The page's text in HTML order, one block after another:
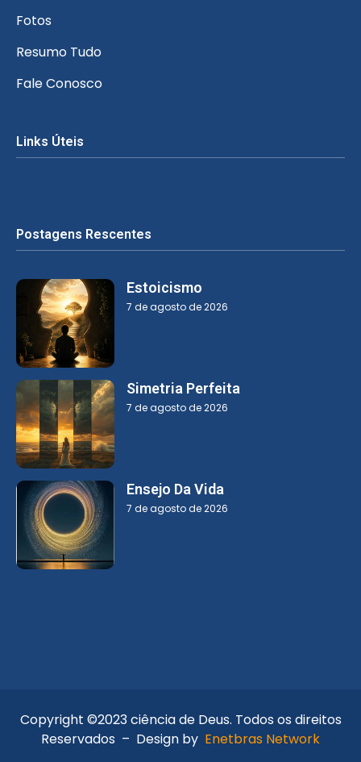
Fotos
Resumo Tudo
Fale Conosco
Links Úteis
Postagens Rescentes
Estoicismo
7 de agosto de 2026
Simetria Perfeita
7 de agosto de 2026
Ensejo Da Vida
7 de agosto de 2026
Copyright ©2023 ciência de Deus. Todos os direitos
Reservados – Design by Enetbras Network